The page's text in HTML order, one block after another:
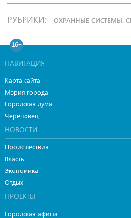
РУБРИКИ: ОХРАННЫЕ СИСТЕМЫ.
16+
НАВИГАЦИЯ
Карта сайта
Мэрия города
Городская дума
Череповец
НОВОСТИ
Происшествия
Власть
Экономика
Отдых
ПРОЕКТЫ
Городская афиша